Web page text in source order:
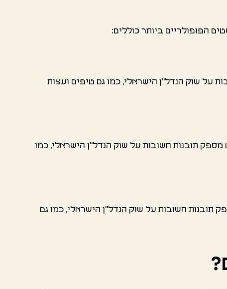
הפופולריים ביותר כוללים:
על שוק הנדל"ן הישראלי, כמו גם טיפים ועצות
מספק תובנות חשובות על שוק הנדל"ן הישראלי, כמו
תובנות חשובות על שוק הנדל"ן הישראלי, כמו גם